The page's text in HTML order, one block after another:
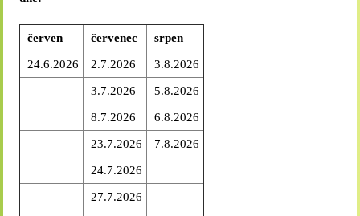
červen červenec srpen
24.6.2026 2.7.2026 3.8.2026
3.7.2026 5.8.2026
8.7.2026 6.8.2026
23.7.2026 7.8.2026
24.7.2026
27.7.2026